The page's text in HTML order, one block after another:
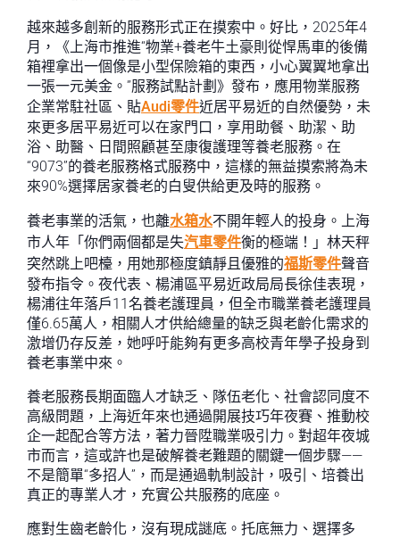
越來越多創新的服務形式正在摸索中。好比，2025年4
月，《上海市推進“物業+養老牛土豪則從悍馬車的後備
箱裡拿出一個像是小型保險箱的東西，小心翼翼地拿出
一張一元美金。”服務試點計劃》發布，應用物業服務
企業常駐社區、貼Audi零件近居平易近的自然優勢，未
來更多居平易近可以在家門口，享用助餐、助潔、助
浴、助醫、日間照顧甚至康復護理等養老服務。在
“9073”的養老服務格式服務中，這樣的無益摸索將為未
來90%選擇居家養老的白叟供給更及時的服務。
養老事業的活氣，也離水箱水不開年輕人的投身。上海
市人年「你們兩個都是失汽車零件衡的極端！」林天秤
突然跳上吧檯，用她那極度鎮靜且優雅的福斯零件聲音
發布指令。夜代表、楊浦區平易近政局局長徐佳表現，
楊浦往年落戶11名養老護理員，但全市職業養老護理員
僅6.65萬人，相關人才供給總量的缺乏與老齡化需求的
激增仍存反差，她呼吁能夠有更多高校青年學子投身到
養老事業中來。
養老服務長期面臨人才缺乏、隊伍老化、社會認同度不
高級問題，上海近年來也通過開展技巧年夜賽、推動校
企一起配合等方法，著力晉陞職業吸引力。對超年夜城
市而言，這或許也是破解養老難題的關鍵一個步驟——
不是簡單“多招人”，而是通過軌制設計，吸引、培養出
真正的專業人才，充實公共服務的底座。
應對生齒老齡化，沒有現成謎底。托底無力、選擇多